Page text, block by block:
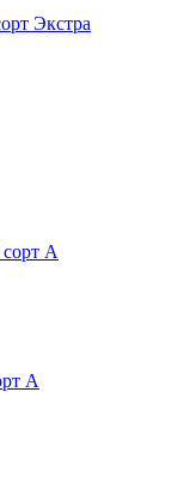
Экстра
А